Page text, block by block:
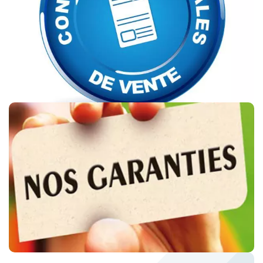
CONDITIONS DE VENTE
NOS GARANTIES JURIDIQUES